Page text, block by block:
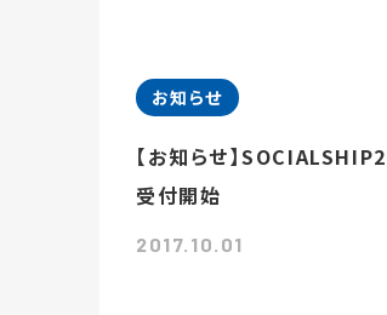
お知らせ
【お知らせ】
受付開始
2017.10.01